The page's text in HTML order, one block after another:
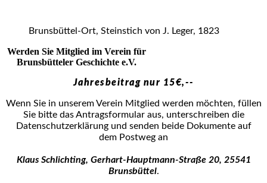
Brunsbüttel-Ort, Steinstich von J. Leger, 1823
Werden Sie Mitglied im Verein für
Brunsbütteler Geschichte e.V.
Jahresbeitrag nur 15€,--
Wenn Sie in unserem Verein Mitglied werden möchten, füllen
Sie bitte das Antrags­formular aus, unterschreiben die
Datenschutzerklärung und senden beide Dokumente auf
dem Postweg an
Klaus Schlichting, Gerhart-Hauptmann-Straße 20, 25541
Brunsbüttel.